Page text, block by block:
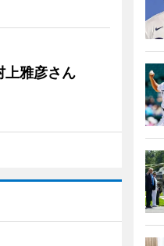
上雅彦さん